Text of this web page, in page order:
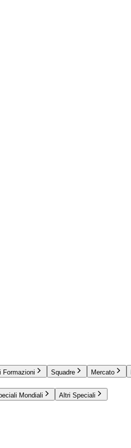
Formazioni Squadre Mercato
Mondiali Altri Speciali